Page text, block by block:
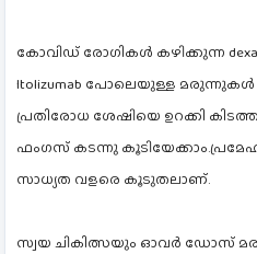
കോവിഡ് രോഗികൾ കഴിക്കുന്ന
Itolizumab പോലെയുള്ള മരുന്നുകൾ
പ്രതിരോധ ശേഷിയെ ഉറക്കി
ഫംഗസ് കടന്നു
സാധ്യത വളരെ കൂടുതലാണ്.
സ്വയ ചികിത്സയും ഓവർ ഡോസ് മരുന്ന്